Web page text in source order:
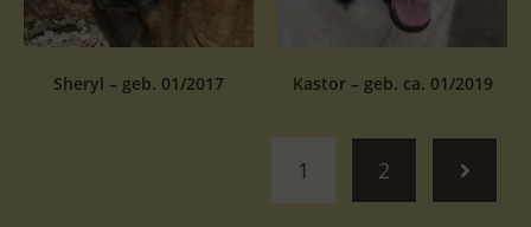
Sheryl – geb. 01/2017 Kastor – geb. ca. 01/2019
1 2